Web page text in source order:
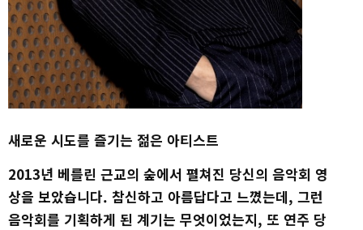
새로운 시도를 즐기는 젊은 아티스트
2013년 베를린 근교의 숲에서 펼쳐진 당신의 음악회 영
상을 보았습니다. 참신하고 아름답다고 느꼈는데, 그런
음악회를 기획하게 된 계기는 무엇이었는지, 또 연주 당